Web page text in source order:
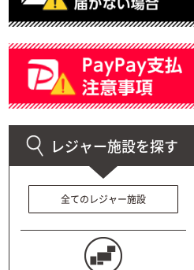
全てのレジャー施設